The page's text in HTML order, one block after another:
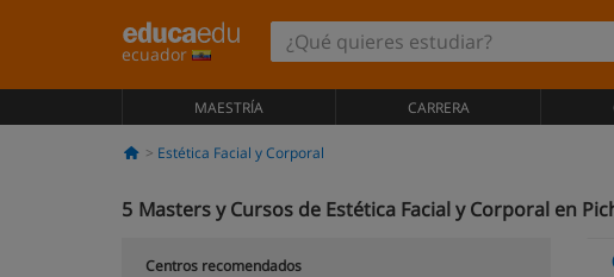
ecuador
MAESTRÍA CARRERA
Estética Facial y Corporal
5 Masters y Cursos de Estética Facial y Corporal en
Centros recomendados